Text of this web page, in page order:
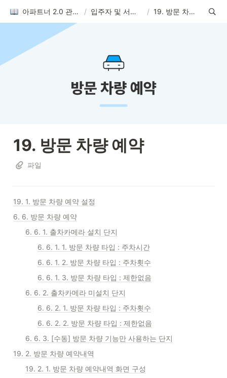
아파트너 2.0 관리자 사이트 매뉴얼 / 입주자 및 서비스 관리 / 19. 방문 차량 예약
19. 방문 차량 예약
파일
19. 1. 방문 차량 예약 설정
6. 6. 방문 차량 예약
6. 6. 1. 출차카메라 설치 단지
6. 6. 1. 1. 방문 차량 타입 : 주차시간
6. 6. 1. 2. 방문 차량 타입 : 주차횟수
6. 6. 1. 3. 방문 차량 타입 : 제한없음
6. 6. 2. 출차카메라 미설치 단지
6. 6. 2. 1. 방문 차량 타입 : 주차횟수
6. 6. 2. 2. 방문 차량 타입 : 제한없음
6. 6. 3. [수동] 방문 차량 기능만 사용하는 단지
19. 2. 방문 차량 예약내역
19. 2. 1. 방문 차량 예약내역 화면 구성